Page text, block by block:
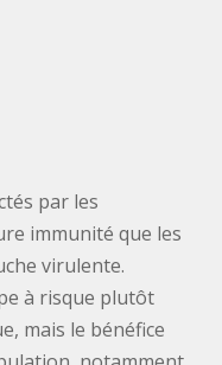
par les
immunité que les
virulente.
à risque plutôt
mais le bénéfice